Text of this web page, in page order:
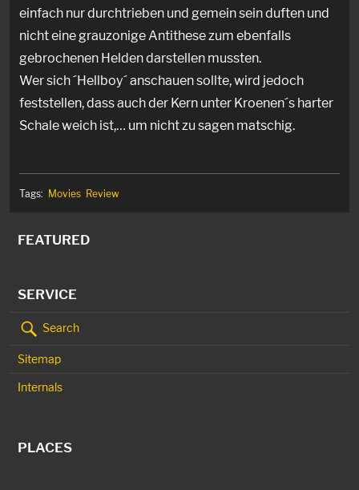
einfach nur durchtrieben und gemein sein duften und
nicht eine grauzonige Antithese zum ebenfalls
gebrochenen Helden darstellen mussten.
Wer sich ´Hellboy´ anschauen sollte, wird jedoch
feststellen, dass auch der Kern unter Kroenen´s harter
Schale weich ist,… um nicht zu sagen matschig.
Tags: Movies Review
FEATURED
SERVICE
Search
Sitemap
Internals
PLACES